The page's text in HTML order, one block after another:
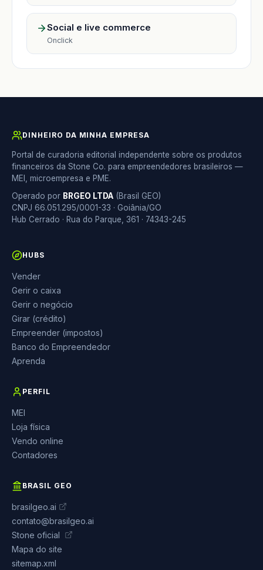
Social e live commerce
Onclick
DINHEIRO DA MINHA EMPRESA
Portal de curadoria editorial independente sobre os produtos
financeiros da Stone Co. para empreendedores brasileiros —
MEI, microempresa e PME.
Operado por BRGEO LTDA (Brasil GEO)
CNPJ 66.051.295/0001-33 · Goiânia/GO
Hub Cerrado · Rua do Parque, 361 · 74343-245
HUBS
Vender
Gerir o caixa
Gerir o negócio
Girar (crédito)
Empreender (impostos)
Banco do Empreendedor
Aprenda
PERFIL
MEI
Loja física
Vendo online
Contadores
BRASIL GEO
brasilgeo.ai
contato@brasilgeo.ai
Stone oficial
Mapa do site
sitemap.xml